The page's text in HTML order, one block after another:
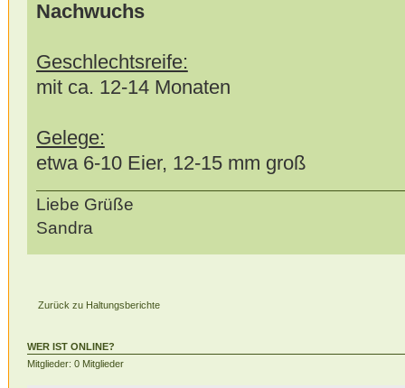
Nachwuchs
Geschlechtsreife:
mit ca. 12-14 Monaten
Gelege:
etwa 6-10 Eier, 12-15 mm groß
Liebe Grüße
Sandra
Zurück zu Haltungsberichte
WER IST ONLINE?
Mitglieder: 0 Mitglieder